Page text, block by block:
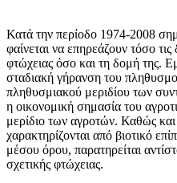
Κατά την περίοδο 1974-2008
φαίνεται να επηρεάζουν τόσο τις
φτώχειας όσο και τη δομή της.
σταδιακή γήρανση του
πληθυσμιακού μεριδίου των
η οικονομική σημασία του
μερίδιο των αγροτών. Καθώς
χαρακτηρίζονται από βιοτικό
μέσου όρου, παρατηρείται
σχετικής φτώχειας.